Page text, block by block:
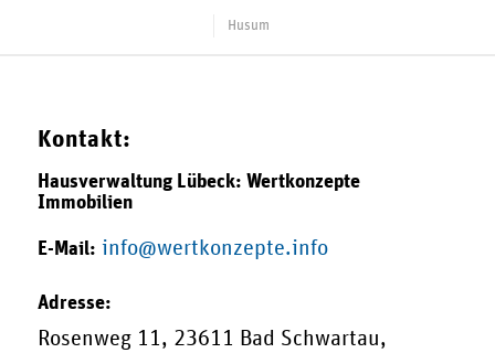
Husum
Kontakt:
Hausverwaltung Lübeck: Wertkonzepte
Immobilien
E-Mail: info@wertkonzepte.info
Adresse:
Rosenweg 11, 23611 Bad Schwartau,